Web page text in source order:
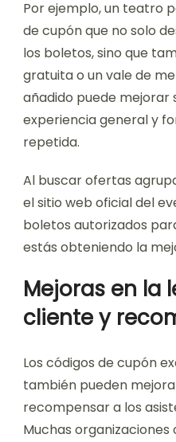
Por ejemplo, un teatro
de cupón que no solo
los boletos, sino que
gratuita o un vale de
añadido puede
experiencia general y
repetida.
Al buscar ofertas
el sitio web oficial del
boletos autorizados
estás obteniendo la
Mejoras en la
cliente y
Los códigos de cupón
también pueden
recompensar a los
Muchas